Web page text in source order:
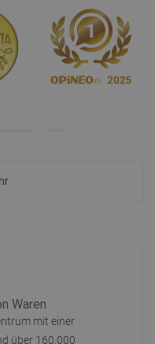
Waren
mit einer
über 160.000